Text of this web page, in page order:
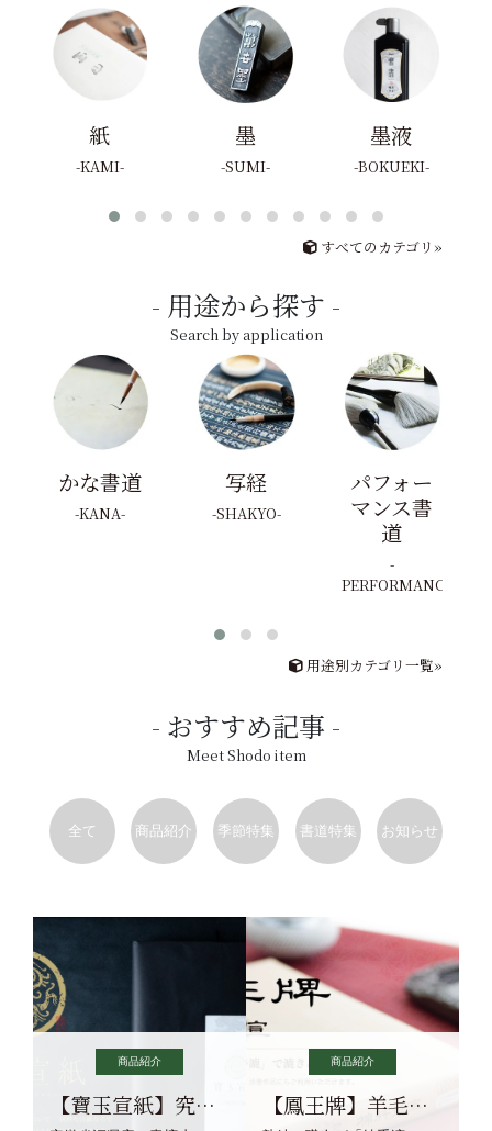
紙
KAMI
墨
SUMI
墨液
BOKUEKI
すべてのカテゴリ»
用途から探す
Search by application
かな書道
KANA
写経
SHAKYO
パフォー
マンス書
道
PERFORMANCE
用途別カテゴリ一覧»
おすすめ記事
Meet Shodo item
全て 商品紹介 季節特集 書道特集 お知らせ
商品紹介
【寶玉宣紙】究極の純粋な宣紙を目指す寶玉宣紙
商品紹介
【鳳王牌】羊毛筆×濃墨での揮毫に最適な宣紙系画仙紙